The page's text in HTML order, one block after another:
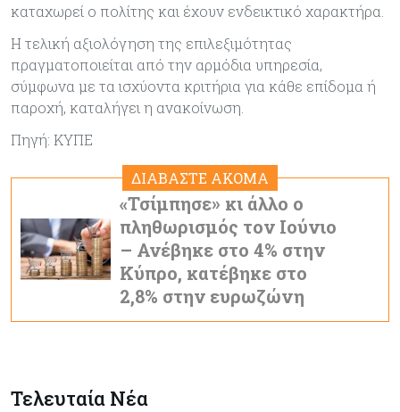
καταχωρεί ο πολίτης και έχουν ενδεικτικό χαρακτήρα.
Η τελική αξιολόγηση της επιλεξιμότητας
πραγματοποιείται από την αρμόδια υπηρεσία,
σύμφωνα με τα ισχύοντα κριτήρια για κάθε επίδομα ή
παροχή, καταλήγει η ανακοίνωση.
Πηγή: ΚΥΠΕ
ΔΙΑΒΑΣΤΕ ΑΚΟΜΑ
«Τσίμπησε» κι άλλο ο
πληθωρισμός τον Ιούνιο
– Ανέβηκε στο 4% στην
Κύπρο, κατέβηκε στο
2,8% στην ευρωζώνη
Τελευταία Νέα